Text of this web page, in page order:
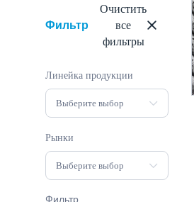
Фильтр
Очистить
все
фильтры
Линейка продукции
Выберите выбор
Рынки
Выберите выбор